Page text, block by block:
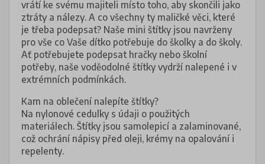
vrátí ke svému majiteli místo toho, aby skončili jako
ztráty a nálezy. A co všechny ty maličké věci, které
je třeba podepsat? Naše mini štítky jsou navrženy
pro vše co Vaše dítko potřebuje do školky a do školy.
Ať potřebujete podepsat hračky nebo školní
potřeby, naše voděodolné štítky vydrží nalepené i v
extrémních podmínkách.
Kam na oblečení nalepíte štítky?
Na nylonové cedulky s údaji o použitých
materiálech. Štítky jsou samolepicí a zalaminované,
což ochrání nápisy před oleji, krémy na opalování i
repelenty.